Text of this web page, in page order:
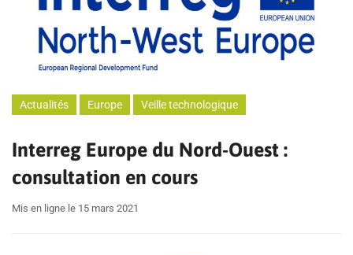
Actualités Europe Veille technologique
Interreg Europe du Nord-Ouest :
consultation en cours
Mis en ligne le 15 mars 2021